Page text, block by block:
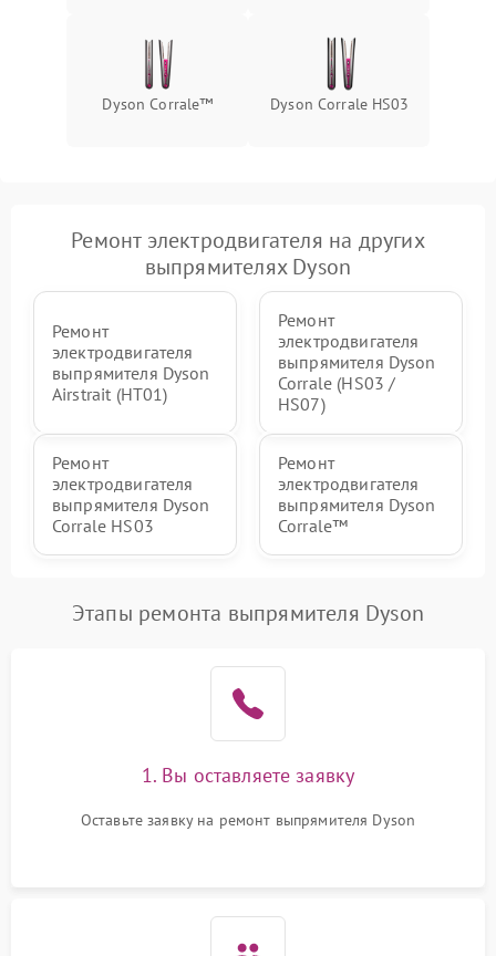
Dyson Corrale™ Dyson Corrale HS03
Ремонт электродвигателя на других
выпрямителях Dyson
Ремонт
электродвигателя
выпрямителя Dyson
Airstrait (HT01)
Ремонт
электродвигателя
выпрямителя Dyson
Corrale (HS03 /
HS07)
Ремонт
электродвигателя
выпрямителя Dyson
Corrale HS03
Ремонт
электродвигателя
выпрямителя Dyson
Corrale™
Этапы ремонта выпрямителя Dyson
1. Вы оставляете заявку
Оставьте заявку на ремонт выпрямителя Dyson